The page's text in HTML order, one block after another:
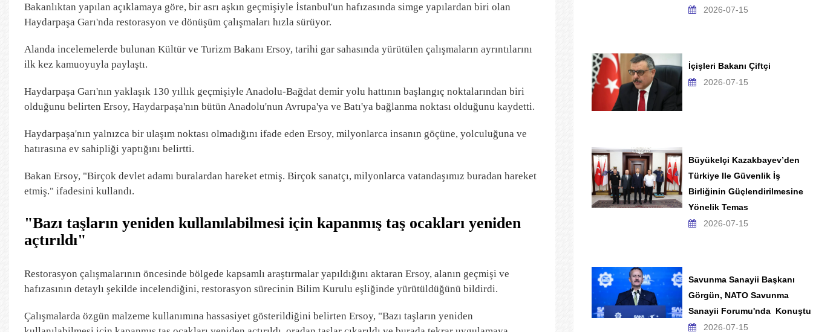
Bakanlıktan yapılan açıklamaya göre, bir asrı aşkın geçmişiyle İstanbul'un hafızasında simge yapılardan biri olan
Haydarpaşa Garı'nda restorasyon ve dönüşüm çalışmaları hızla sürüyor.
Alanda incelemelerde bulunan Kültür ve Turizm Bakanı Ersoy, tarihi gar sahasında yürütülen çalışmaların ayrıntılarını
ilk kez kamuoyuyla paylaştı.
Haydarpaşa Garı'nın yaklaşık 130 yıllık geçmişiyle Anadolu-Bağdat demir yolu hattının başlangıç noktalarından biri
olduğunu belirten Ersoy, Haydarpaşa'nın bütün Anadolu'nun Avrupa'ya ve Batı'ya bağlanma noktası olduğunu kaydetti.
Haydarpaşa'nın yalnızca bir ulaşım noktası olmadığını ifade eden Ersoy, milyonlarca insanın göçüne, yolculuğuna ve
hatırasına ev sahipliği yaptığını belirtti.
Bakan Ersoy, "Birçok devlet adamı buralardan hareket etmiş. Birçok sanatçı, milyonlarca vatandaşımız buradan hareket
etmiş." ifadesini kullandı.
"Bazı taşların yeniden kullanılabilmesi için kapanmış taş ocakları yeniden
açtırıldı"
Restorasyon çalışmalarının öncesinde bölgede kapsamlı araştırmalar yapıldığını aktaran Ersoy, alanın geçmişi ve
hafızasının detaylı şekilde incelendiğini, restorasyon sürecinin Bilim Kurulu eşliğinde yürütüldüğünü bildirdi.
Çalışmalarda özgün malzeme kullanımına hassasiyet gösterildiğini belirten Ersoy, "Bazı taşların yeniden
2026-07-15
İçişleri Bakanı Çiftçi
2026-07-15
Büyükelçi Kazakbayev’den
Türkiye Ile Güvenlik İş
Birliğinin Güçlendirilmesine
Yönelik Temas
2026-07-15
Savunma Sanayii Başkanı
Görgün, NATO Savunma
Sanayii Forumu'nda Konuştu
2026-07-15